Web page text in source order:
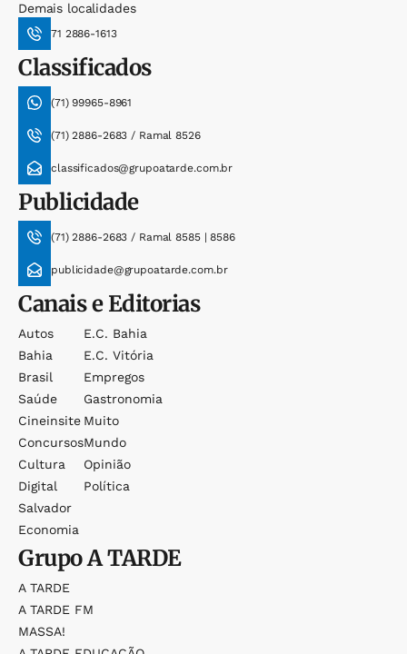
Demais localidades
71 2886-1613
Classificados
(71) 99965-8961
(71) 2886-2683 / Ramal 8526
classificados@grupoatarde.com.br
Publicidade
(71) 2886-2683 / Ramal 8585 | 8586
publicidade@grupoatarde.com.br
Canais e Editorias
Autos
Bahia
Brasil
Saúde
Cineinsite
Concursos
Cultura
Digital
Salvador
Economia
E.c. Bahia
E.c. Vitória
Empregos
Gastronomia
Muito
Mundo
Opinião
Política
GrupoA TARDE
A TARDE
A TARDE FM
MASSA!